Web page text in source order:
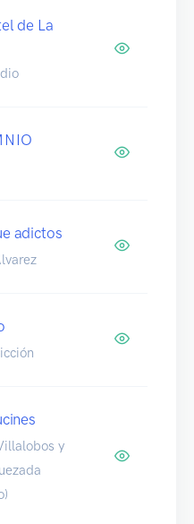
de La
adictos
y